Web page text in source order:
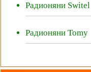
Радионяни Switel
Радионяни Tomy